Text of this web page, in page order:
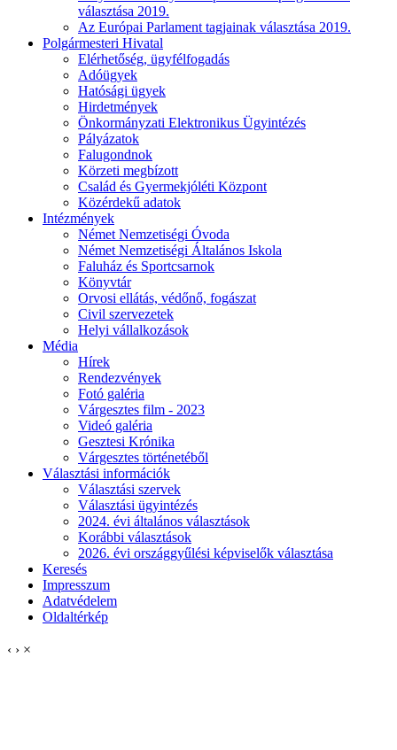
választása 2019.
Az Európai Parlament tagjainak választása 2019.
Polgármesteri Hivatal
Elérhetőség, ügyfélfogadás
Adóügyek
Hatósági ügyek
Hirdetmények
Önkormányzati Elektronikus Ügyintézés
Pályázatok
Falugondnok
Körzeti megbízott
Család és Gyermekjóléti Központ
Közérdekű adatok
Intézmények
Német Nemzetiségi Óvoda
Német Nemzetiségi Általános Iskola
Faluház és Sportcsarnok
Könyvtár
Orvosi ellátás, védőnő, fogászat
Civil szervezetek
Helyi vállalkozások
Média
Hírek
Rendezvények
Fotó galéria
Várgesztes film - 2023
Videó galéria
Gesztesi Krónika
Várgesztes történetéből
Választási információk
Választási szervek
Választási ügyintézés
2024. évi általános választások
Korábbi választások
2026. évi országgyűlési képviselők választása
Keresés
Impresszum
Adatvédelem
Oldaltérkép
‹ › ×